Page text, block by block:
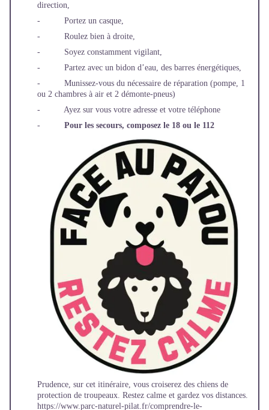
direction,
- Portez un casque,
- Roulez bien à droite,
- Soyez constamment vigilant,
- Partez avec un bidon d’eau, des barres énergétiques,
- Munissez-vous du nécessaire de réparation (pompe, 1
ou 2 chambres à air et 2 démonte-pneus)
- Ayez sur vous votre adresse et votre téléphone
- Pour les secours, composez le 18 ou le 112
Prudence, sur cet itinéraire, vous croiserez des chiens de
protection de troupeaux. Restez calme et gardez vos distances.
https://www.parc-naturel-pilat.fr/comprendre-le-